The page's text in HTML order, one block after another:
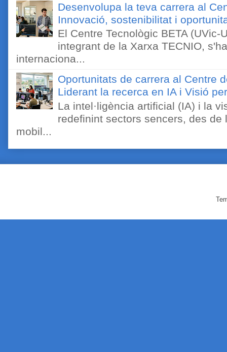
Desenvolupa la teva carrera al
Innovació, sostenibilitat i
El Centre Tecnològic BETA (UVic-
integrant de la Xarxa TECNIO,
internaciona...
Oportunitats de carrera al Centre
Liderant la recerca en IA i Visió
La intel·ligència artificial (IA) i la
redefinint sectors sencers, des
mobil...